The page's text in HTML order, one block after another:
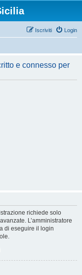
Login
Iscriviti
e connesso per
richiede solo
L’amministratore
di eseguire il login